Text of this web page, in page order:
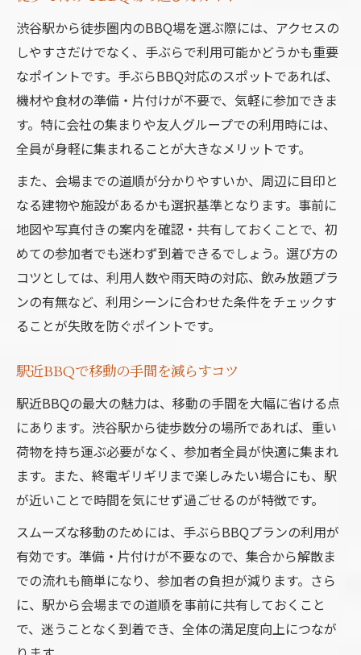
渋谷駅から徒歩圏内のBBQ場を選ぶ際には、アクセスの
しやすさだけでなく、手ぶらで利用可能かどうかも重要
なポイントです。手ぶらBBQ対応のスポットであれば、
機材や食材の準備・片付けが不要で、気軽に参加できま
す。特に会社の集まりや友人グループでの利用時には、
全員が身軽に集まれることが大きなメリットです。
また、会場までの道順が分かりやすいか、周辺に目印と
なる建物や施設があるかも選択基準となります。事前に
地図や写真付きの案内を確認・共有しておくことで、初
めての参加者でも迷わず到着できるでしょう。選び方の
コツとしては、利用人数や雨天時の対応、飲み放題プラ
ンの有無など、利用シーンに合わせた条件をチェックす
ることが失敗を防ぐポイントです。
駅近BBQで移動の手間を減らすコツ
駅近BBQの最大の魅力は、移動の手間を大幅に省ける点
にあります。渋谷駅から徒歩数分の場所であれば、重い
荷物を持ち運ぶ必要がなく、参加者全員が快適に集まれ
ます。また、終電ギリギリまで楽しみたい場合にも、駅
が近いことで時間を気にせず過ごせるのが特徴です。
スムーズな移動のためには、手ぶらBBQプランの利用が
有効です。準備・片付けが不要なので、集合から解散ま
での流れも簡単になり、参加者の負担が減ります。さら
に、駅から会場までの道順を事前に共有しておくこと
で、迷うことなく到着でき、全体の満足度向上につなが